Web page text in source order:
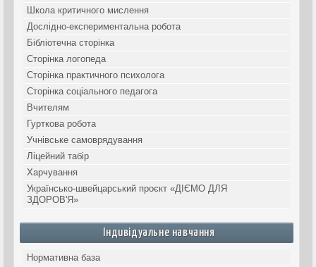
Школа критичного мислення
Дослідно-експериментальна робота
Бібліотечна сторінка
Сторінка логопеда
Сторінка практичного психолога
Сторінка соціального педагога
Вчителям
Гурткова робота
Учнівське самоврядування
Ліцейний табір
Харчування
Українсько-швейцарський проєкт «ДІЄМО ДЛЯ
ЗДОРОВ'Я»
Індивідуальне навчання
Нормативна база